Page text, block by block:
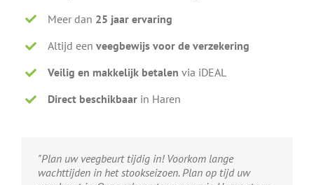
Meer dan 25 jaar ervaring
Altijd eenveegbewijs voor de verzekering
Veilig en makkelijk betalen via iDEAL
Direct beschikbaar in Haren
"Plan uw veegbeurt tijdig in! Voorkom lange
wachttijden in het stookseizoen. Plan op tijd uw